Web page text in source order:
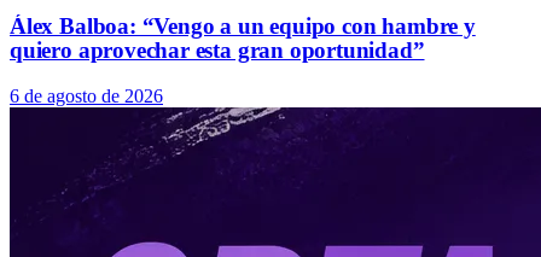
Álex Balboa: “Vengo a un equipo con hambre y
quiero aprovechar esta gran oportunidad”
6 de agosto de 2026